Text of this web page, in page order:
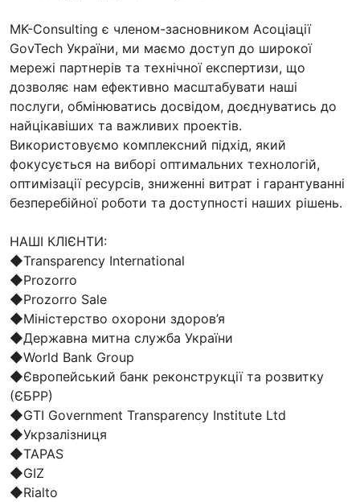
MK-Consulting є членом-засновником Асоціації
GovTech України, ми маємо доступ до широкої
мережі партнерів та технічної експертизи, що
дозволяє нам ефективно масштабувати наші
послуги, обмінюватись досвідом, доєднуватись до
найцікавіших та важливих проектів.
Використовуємо комплексний підхід, який
фокусується на виборі оптимальних технологій,
оптимізації ресурсів, зниженні витрат і гарантуванні
безперебійної роботи та доступності наших рішень.
НАШІ КЛІЄНТИ:
◆Transparency International
◆Prozorro
◆Prozorro Sale
◆Міністерство охорони здоров’я
◆Державна митна служба України
◆World Bank Group
◆Європейський банк реконструкції та розвитку
(ЄБРР)
◆GTI Government Transparency Institute Ltd
◆Укрзалізниця
◆TAPAS
◆GIZ
◆Rialto